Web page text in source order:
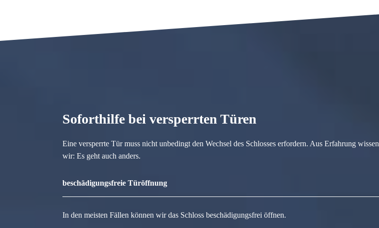
Soforthilfe bei versperrten Türen
Eine versperrte Tür muss nicht unbedingt den Wechsel des Schlosses erfordern. Aus Erfahrung wissen
wir: Es geht auch anders.
beschädigungsfreie Türöffnung
In den meisten Fällen können wir das Schloss beschädigungsfrei öffnen.